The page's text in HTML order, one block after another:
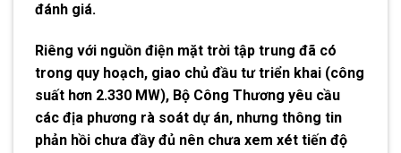
đánh giá.
Riêng với nguồn điện mặt trời tập trung đã có
trong quy hoạch, giao chủ đầu tư triển khai (công
suất hơn 2.330 MW), Bộ Công Thương yêu cầu
các địa phương rà soát dự án, nhưng thông tin
phản hồi chưa đầy đủ nên chưa xem xét tiến độ